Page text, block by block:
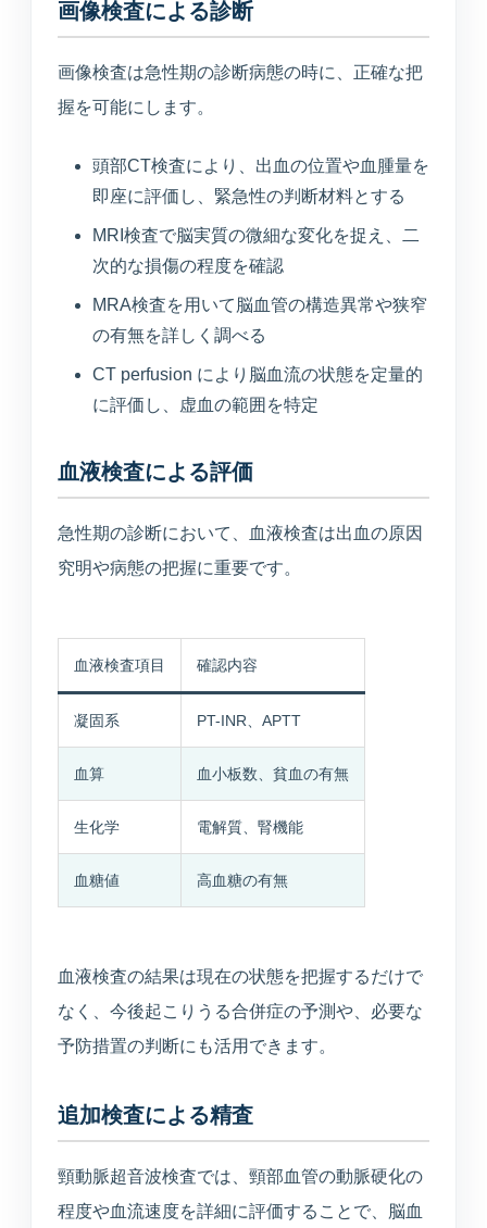
画像検査による診断
画像検査は急性期の診断病態の時に、正確な把
握を可能にします。
頭部CT検査により、出血の位置や血腫量を
即座に評価し、緊急性の判断材料とする
MRI検査で脳実質の微細な変化を捉え、二
次的な損傷の程度を確認
MRA検査を用いて脳血管の構造異常や狭窄
の有無を詳しく調べる
CT perfusion により脳血流の状態を定量的
に評価し、虚血の範囲を特定
血液検査による評価
急性期の診断において、血液検査は出血の原因
究明や病態の把握に重要です。
血液検査項目 確認内容
凝固系 PT-INR、APTT
血算 血小板数、貧血の有無
生化学 電解質、腎機能
血糖値 高血糖の有無
血液検査の結果は現在の状態を把握するだけで
なく、今後起こりうる合併症の予測や、必要な
予防措置の判断にも活用できます。
追加検査による精査
頸動脈超音波検査では、頸部血管の動脈硬化の
程度や血流速度を詳細に評価することで、脳血